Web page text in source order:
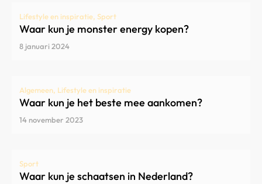
Lifestyle en inspiratie, Sport
Waar kun je monster energy kopen?
8 januari 2024
Algemeen, Lifestyle en inspiratie
Waar kun je het beste mee aankomen?
14 november 2023
Sport
Waar kun je schaatsen in Nederland?